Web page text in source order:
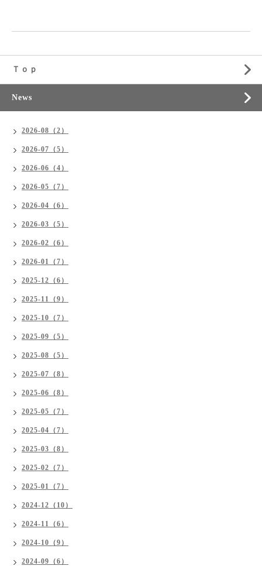
Ｔｏｐ
News
2026-08（2）
2026-07（5）
2026-06（4）
2026-05（7）
2026-04（6）
2026-03（5）
2026-02（6）
2026-01（7）
2025-12（6）
2025-11（9）
2025-10（7）
2025-09（5）
2025-08（5）
2025-07（8）
2025-06（8）
2025-05（7）
2025-04（7）
2025-03（8）
2025-02（7）
2025-01（7）
2024-12（10）
2024-11（6）
2024-10（9）
2024-09（6）